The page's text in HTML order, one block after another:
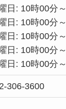
日: 10時00分
日: 10時00分
日: 10時00分
日: 10時00分
日: 10時00分
306-3600